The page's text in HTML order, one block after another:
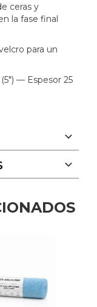
ceras y
la fase final
para un
— Espesor 25